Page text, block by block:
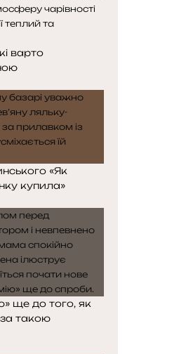
варто
«Як
купила»
ще до того, як
такою